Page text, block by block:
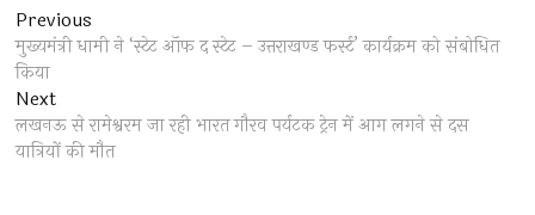
Post
navigation
Previous
post:
मुख्यमंत्री धामी ने ‘स्टेट ऑफ द स्टेट – उत्तराखण्ड फर्स्ट’ कार्यक्रम को संबोधित
किया
NextNext
post:
लखनऊ से रामेश्वरम जा रही भारत गौरव पर्यटक ट्रेन में आग लगने से दस
यात्रियों की मौत